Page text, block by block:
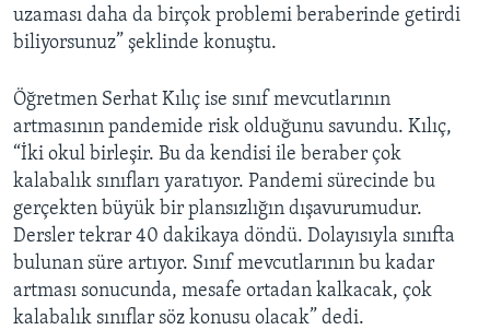
uzaması daha da birçok problemi beraberinde getirdi
biliyorsunuz” şeklinde konuştu.
Öğretmen Serhat Kılıç ise sınıf mevcutlarının
artmasının pandemide risk olduğunu savundu. Kılıç,
“İki okul birleşir. Bu da kendisi ile beraber çok
kalabalık sınıfları yaratıyor. Pandemi sürecinde bu
gerçekten büyük bir plansızlığın dışavurumudur.
Dersler tekrar 40 dakikaya döndü. Dolayısıyla sınıfta
bulunan süre artıyor. Sınıf mevcutlarının bu kadar
artması sonucunda, mesafe ortadan kalkacak, çok
kalabalık sınıflar söz konusu olacak” dedi.